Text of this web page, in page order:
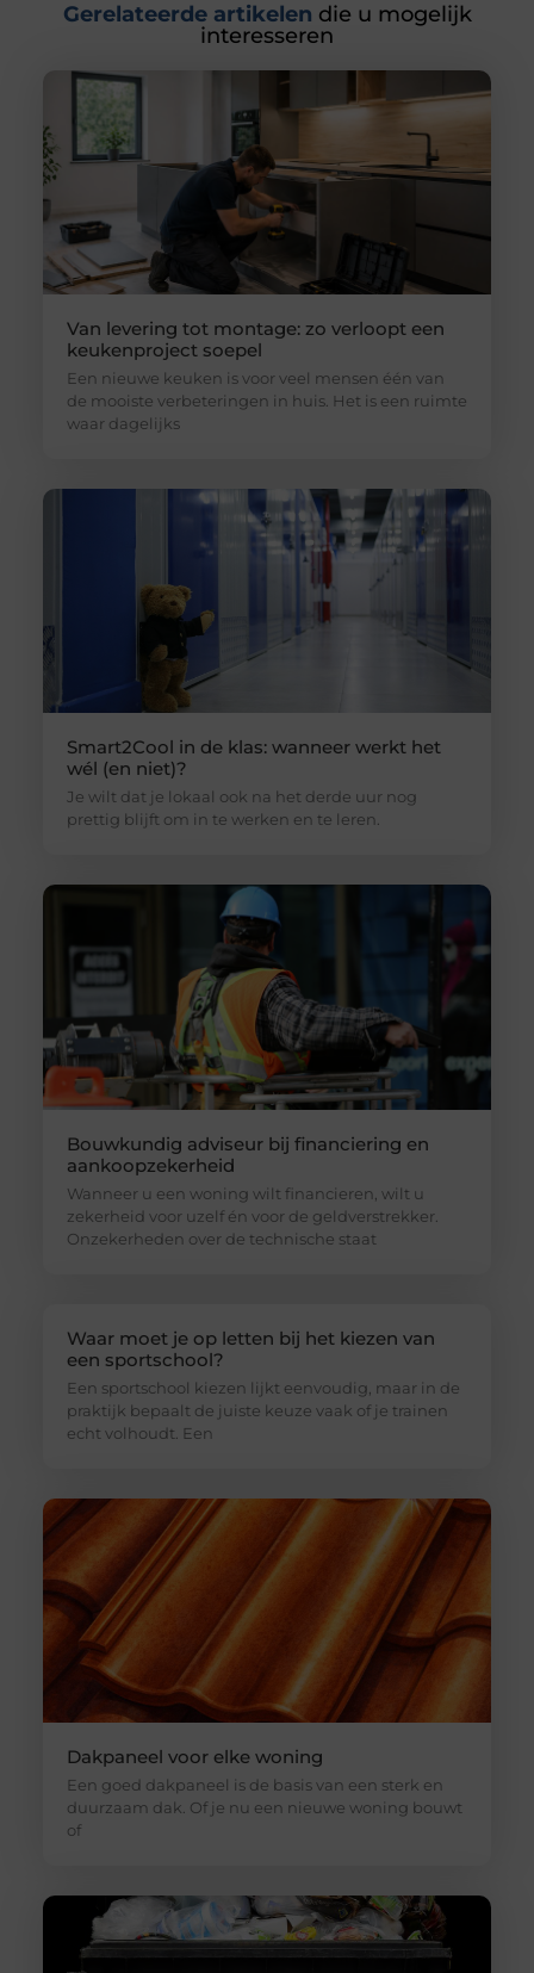
Gerelateerde artikelen die u mogelijk
interesseren
Van levering tot montage: zo verloopt een
keukenproject soepel
Een nieuwe keuken is voor veel mensen één van
de mooiste verbeteringen in huis. Het is een ruimte
waar dagelijks
Smart2Cool in de klas: wanneer werkt het
wél (en niet)?
Je wilt dat je lokaal ook na het derde uur nog
prettig blijft om in te werken en te leren.
Bouwkundig adviseur bij financiering en
aankoopzekerheid
Wanneer u een woning wilt financieren, wilt u
zekerheid voor uzelf én voor de geldverstrekker.
Onzekerheden over de technische staat
Waar moet je op letten bij het kiezen van
een sportschool?
Een sportschool kiezen lijkt eenvoudig, maar in de
praktijk bepaalt de juiste keuze vaak of je trainen
echt volhoudt. Een
Dakpaneel voor elke woning
Een goed dakpaneel is de basis van een sterk en
duurzaam dak. Of je nu een nieuwe woning bouwt
of